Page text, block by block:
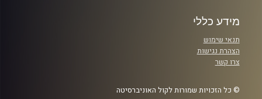
מידע כללי
תנאי שימוש
הצהרת נגישות
צרו קשר
© כל הזכויות שמורות לקול האוניברסיטה